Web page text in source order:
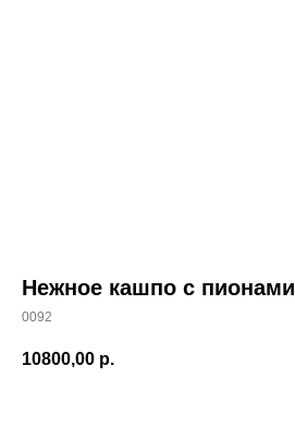
Нежное кашпо с пионами
0092
10800,00 р.